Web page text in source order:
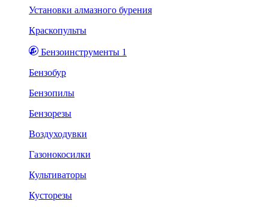
Установки алмазного бурения
Краскопульты
Бензоинструменты 1
Бензобур
Бензопилы
Бензорезы
Воздуходувки
Газонокосилки
Культиваторы
Кусторезы